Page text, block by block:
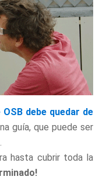
debe quedar de
guía, que puede ser
hasta cubrir toda la